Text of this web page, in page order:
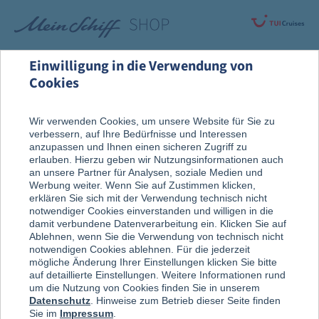
Alle Produkte Fanartikel
Einwilligung in die Verwendung von
Cookies
Wir verwenden Cookies, um unsere Website für Sie zu
verbessern, auf Ihre Bedürfnisse und Interessen
anzupassen und Ihnen einen sicheren Zugriff zu
erlauben. Hierzu geben wir Nutzungsinformationen auch
an unsere Partner für Analysen, soziale Medien und
Werbung weiter. Wenn Sie auf Zustimmen klicken,
erklären Sie sich mit der Verwendung technisch nicht
notwendiger Cookies einverstanden und willigen in die
damit verbundene Datenverarbeitung ein. Klicken Sie auf
Ablehnen, wenn Sie die Verwendung von technisch nicht
notwendigen Cookies ablehnen. Für die jederzeit
mögliche Änderung Ihrer Einstellungen klicken Sie bitte
auf detaillierte Einstellungen. Weitere Informationen rund
um die Nutzung von Cookies finden Sie in unserem
Datenschutz . Hinweise zum Betrieb dieser Seite finden
Sie im Impressum